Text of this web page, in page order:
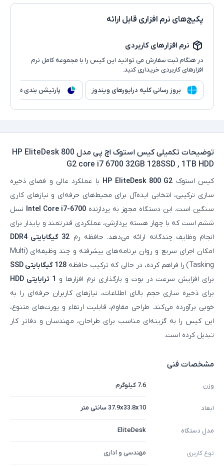
پکیج‌های نرم افزاری قابل ارائه
نرم افزارهای کاربردی
در هنگام ثبت سفارش می توانید این کیس را با مجموعه کامل نرم
افزارهای کاربردی خریداری کنید.
بروز رسانی کلیه درایورهای ویندوز پارتیشن بندی هارد
توضیحات تکمیلی
کیس استوک اچ پی مدل HP EliteDesk 800
G2 core i7 6700 32GB 128SSD , 1TB HDD
کیس استوک HP EliteDesk 800 G2 با عملکرد عالی و فضای ذخیره‌
سازی ترکیبی، انتخابی ایده‌آل برای محیط‌های حرفه‌ای و نیازهای کاری
سنگین است. این دستگاه مجهز به پردازنده Intel Core i7-6700 نسل
ششم است که با چهار هسته پردازشی، عملکردی قدرتمند و پایدار برای
انجام وظایف چندگانه ارائه می‌دهد. حافظه رم 32 گیگابایتی DDR4
امکان اجرای سریع و روان برنامه‌های پیشرفته و چند وظیفه‌ای (Multi
Tasking) را فراهم کرده، در حالی‌ که ترکیب حافظه
128 گیگابایتی SSD
برای افزایش سرعت در بوت و بارگذاری نرم‌ افزارها و 1 ترابایتی HDD
برای ذخیره‌ سازی حجم بالای اطلاعات، نیازهای کاربران حرفه‌ای را به‌
خوبی برآورده می‌کند. طراحی مقاوم، قابلیت ارتقاء و پورت‌های متنوع،
این کیس را به گزینه‌ای مناسب برای طراحان، مهندسان و دفاتر کار
تبدیل کرده است.
مشخصات فنی
وزن 7.6 کیلوگرم
ابعاد 37.9x33.8x10 سانتی متر
مدل دستگاه EliteDesk
نوع کاربری مهندسی و اداری